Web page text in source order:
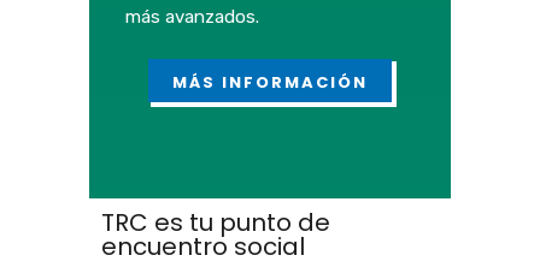
más avanzados.
MÁS INFORMACIÓN
TRC es tu punto de
encuentro social